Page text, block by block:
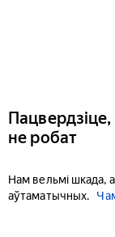
не робат
Нам вельмі шкада,
аўтаматычных.